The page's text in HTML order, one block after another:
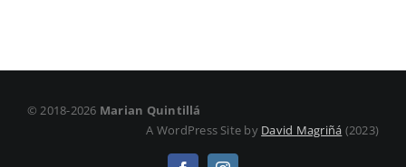
© 2018-2026 Marian Quintillá
A WordPress Site by David Magriñá (2023)